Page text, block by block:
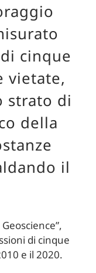
cinque
vietate,
strato di
della
il
di cinque
e il 2020.